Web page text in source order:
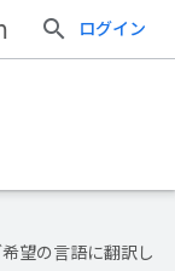
ログイン
望の言語に翻訳し